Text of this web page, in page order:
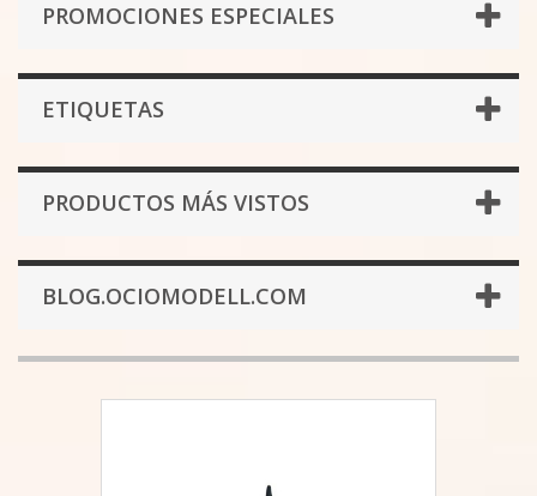
PROMOCIONES ESPECIALES
ETIQUETAS
PRODUCTOS MÁS VISTOS
BLOG.OCIOMODELL.COM